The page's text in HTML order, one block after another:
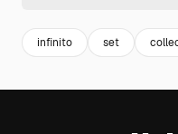
infinito set